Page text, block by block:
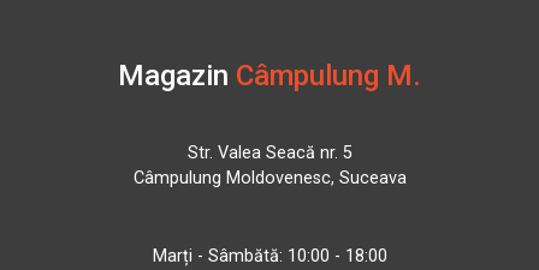
Magazin Câmpulung M.
Str. Valea Seacă nr. 5
Câmpulung Moldovenesc, Suceava
Marți - Sâmbătă: 10:00 - 18:00